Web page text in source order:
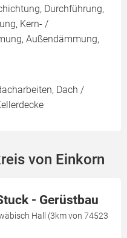
Durchführung,
Kern- /
Außendämmung,
Dach /
von Einkorn
- Gerüstbau
Hall (3km von 74523